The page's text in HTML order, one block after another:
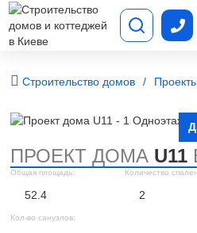
Строительство домов
ПРОЕКТ ДОМА U11
Общая площадь:
52.4
Количество
2
Кол-во санузлов: